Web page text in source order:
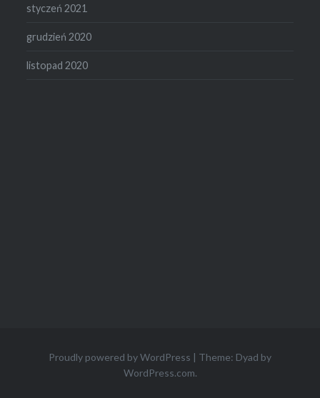
styczeń 2021
grudzień 2020
listopad 2020
Proudly powered by WordPress | Theme: Dyad by
WordPress.com.